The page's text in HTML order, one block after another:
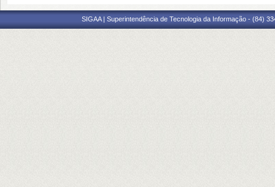
SIGAA | Superintendência de Tecnologia da Informação - (84)